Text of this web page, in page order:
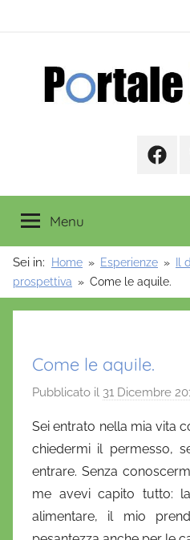
Menu
Sei in: Home Esperienze
Il
prospettiva
Come le aquile.
Come le aquile.
Pubblicato il 31 Dicembre
Sei entrato nella mia vita
chiedermi il permesso,
entrare. Senza
me avevi capito tutto:
alimentare, il mio